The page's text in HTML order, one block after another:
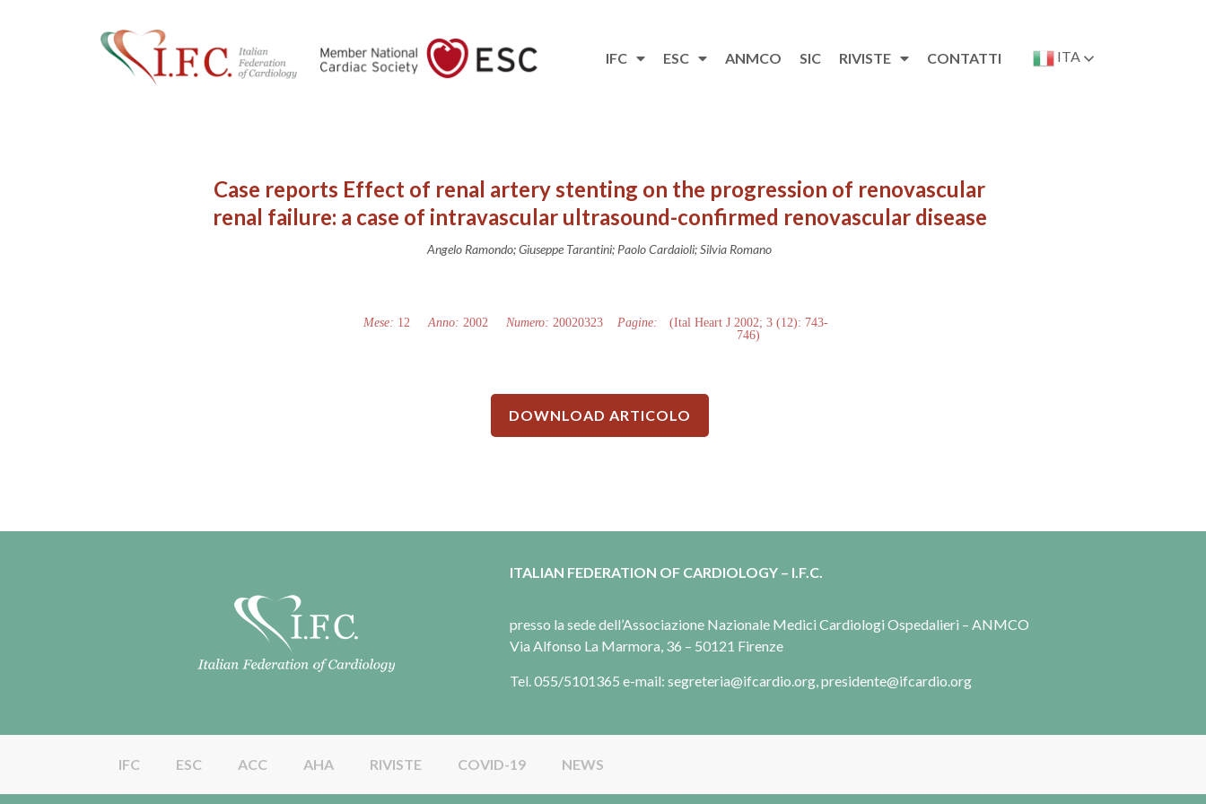
IFC ESC ANMCO SIC RIVISTE CONTATTI ITA
Case reports Effect of renal artery stenting on the progression of renovascular
renal failure: a case of intravascular ultrasound-confirmed renovascular disease
Angelo Ramondo; Giuseppe Tarantini; Paolo Cardaioli; Silvia Romano
Mese: 12 Anno: 2002 Numero: 20020323 Pagine:
(Ital Heart J 2002; 3 (12): 743-
746)
DOWNLOAD ARTICOLO
ITALIAN FEDERATION OF CARDIOLOGY – I.F.C.
presso la sede dell’Associazione Nazionale Medici Cardiologi Ospedalieri – ANMCO
Via Alfonso La Marmora, 36 – 50121 Firenze
Tel. 055/5101365 e-mail: segreteria@ifcardio.org, presidente@ifcardio.org
IFC ESC ACC AHA RIVISTE COVID-19 NEWS